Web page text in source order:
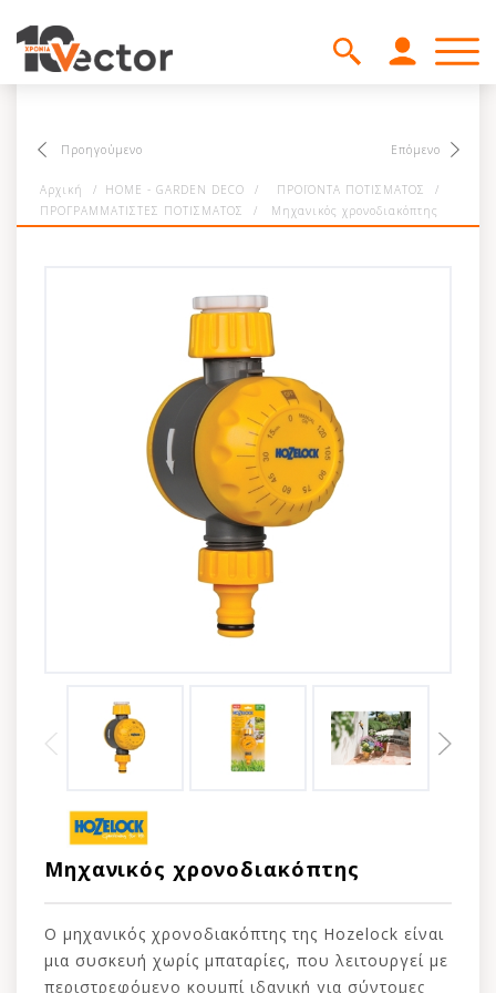
Προηγούμενο Επόμενο
Αρχική / HOME - GARDEN DECO / ΠΡΟΪΟΝΤΑ ΠΟΤΙΣΜΑΤΟΣ
/
ΠΡΟΓΡΑΜΜΑΤΙΣΤΕΣ ΠΟΤΙΣΜΑΤΟΣ
/ Μηχανικός χρονοδιακόπτης
Μηχανικός χρονοδιακόπτης
Ο μηχανικός χρονοδιακόπτης της Hozelock είναι
μια συσκευή χωρίς μπαταρίες, που λειτουργεί με
περιστρεφόμενο κουμπί ιδανική για σύντομες